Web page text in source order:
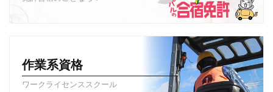
作業系資格
ワークライセンススクール